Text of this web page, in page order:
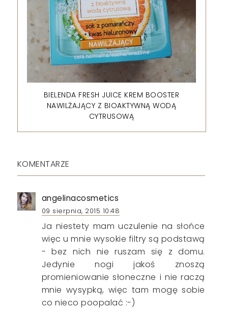
BIELENDA FRESH JUICE KREM BOOSTER
NAWILŻAJĄCY Z BIOAKTYWNĄ WODĄ
CYTRUSOWĄ
KOMENTARZE
angelinacosmetics
09 sierpnia, 2015 10:48
Ja niestety mam uczulenie na słońce
więc u mnie wysokie filtry są podstawą
- bez nich nie ruszam się z domu.
Jedynie nogi jakoś znoszą
promieniowanie słoneczne i nie raczą
mnie wysypką, więc tam mogę sobie
co nieco poopalać :-)